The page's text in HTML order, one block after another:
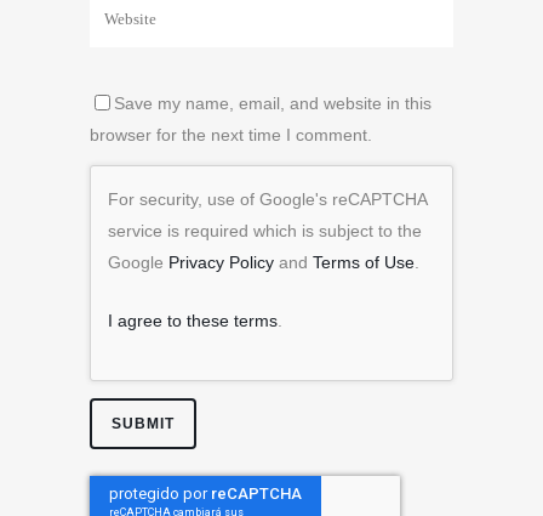
Save my name, email, and website in this
browser for the next time I comment.
For security, use of Google's reCAPTCHA
service is required which is subject to the
Google Privacy Policy and Terms of Use
I agree to these terms